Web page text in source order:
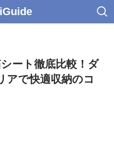
ート徹底比較！ダ
アで快適収納のコ